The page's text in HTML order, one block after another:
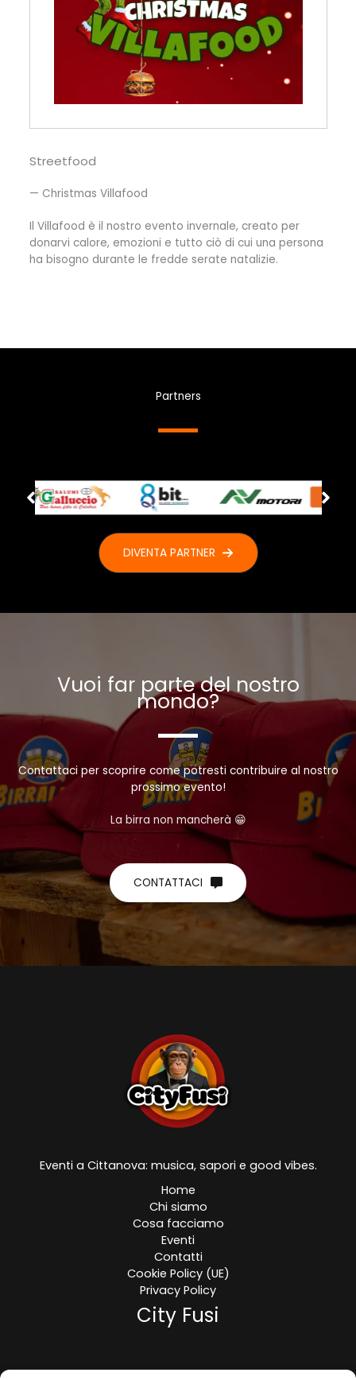
Streetfood
— Christmas Villafood
Il Villafood è il nostro evento invernale, creato per
donarvi calore, emozioni e tutto ciò di cui una persona
ha bisogno durante le fredde serate natalizie.
Partners
DIVENTA PARTNER
Vuoi far parte del nostro
mondo?
Contattaci per scoprire come potresti contribuire al nostro
prossimo evento!
La birra non mancherà 😁
CONTATTACI
Eventi a Cittanova: musica, sapori e good vibes.
Home
Chi siamo
Cosa facciamo
Eventi
Contatti
Cookie Policy (UE)
Privacy Policy
City Fusi